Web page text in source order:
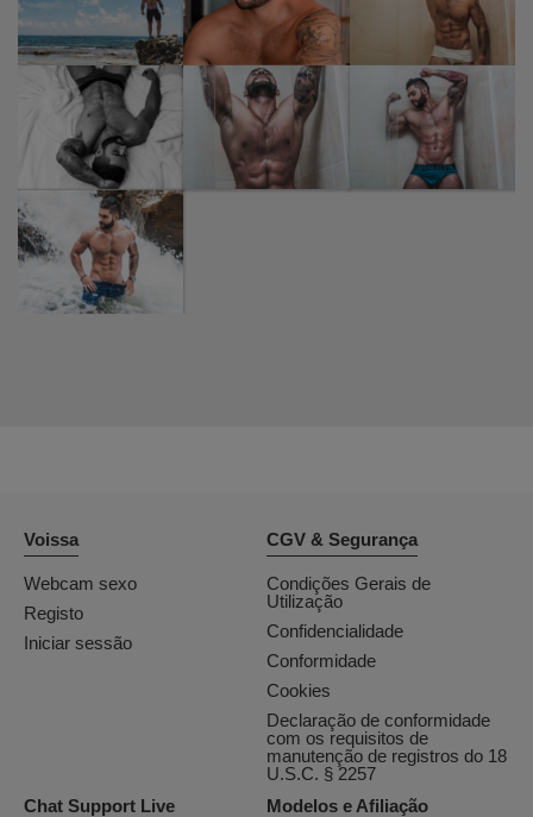
Voissa
Webcam sexo
Registo
Iniciar sessão
CGV & Segurança
Condições Gerais de
Utilização
Confidencialidade
Conformidade
Cookies
Declaração de conformidade
com os requisitos de
manutenção de registros do 18
U.S.C. § 2257
Chat Support Live
Modelos e Afiliação